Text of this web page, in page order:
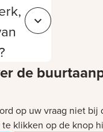
Sluit b784e805-
de
op uw vraag niet bij
klikken op de knop